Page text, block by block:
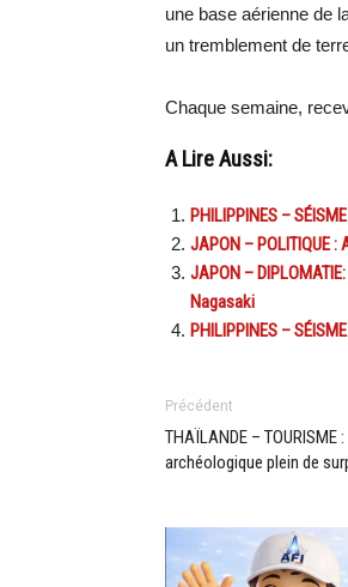
une base aérienne de
un tremblement de
Chaque semaine,
A Lire Aussi:
PHILIPPINES –
JAPON – POLITIQUE
JAPON –
Nagasaki
PHILIPPINES –
Précédent
THAÏLANDE – TOURISME
archéologique plein de